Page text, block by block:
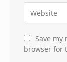
Save
browser for